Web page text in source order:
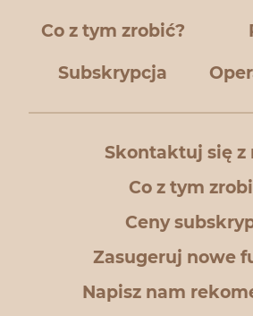
Co z tym zrobić?
Subskrypcja
Skontaktuj się z
Co z tym
Ceny
Zasugeruj nowe
Napisz nam